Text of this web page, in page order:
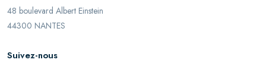
48 boulevard Albert Einstein
44300 NANTES
Suivez-nous